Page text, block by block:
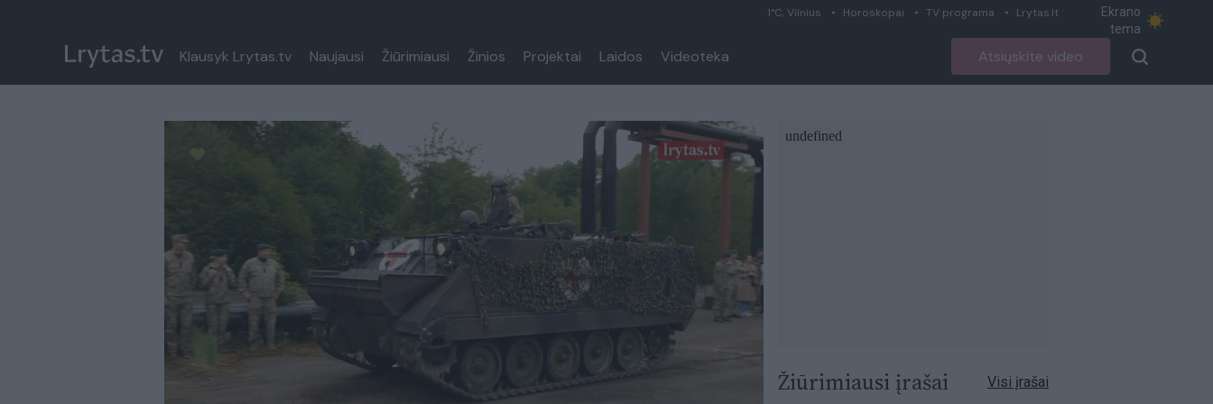
1°C, Vilnius Horoskopai TV programa Lrytas.lt
Ekrano
tema
Klausyk Lrytas.tv Naujausi Žiūrimiausi Žinios Projektai Laidos Videoteka Atsiųskite video
Žiūrimiausi įrašai Visi įrašai